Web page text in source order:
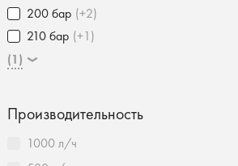
200 бар (+2)
210 бар (+1)
(1)
Производительность
1000 л/ч